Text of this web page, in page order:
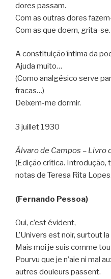
dores passam.
Com as outras dores
Com as que doem, grita-se.
A constituição íntima da
Ajuda muito…
(Como analgésico serve
fracas…)
Deixem-me dormir.
3 juillet 1930
Álvaro de Campos – Livro
(Edição crítica. Introdução,
notas de Teresa Rita
(Fernando Pessoa)
Oui, c’est évident,
L’Univers est noir, surtout la
Mais moi je suis comme
Pourvu que je n’aie ni mal
autres douleurs passent.